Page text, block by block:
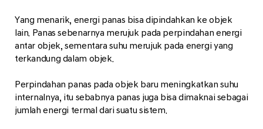
Yang menarik, energi panas bisa dipindahkan ke objek
lain. Panas sebenarnya merujuk pada perpindahan energi
antar objek, sementara suhu merujuk pada energi yang
terkandung dalam objek.
Perpindahan panas pada objek baru meningkatkan suhu
internalnya, itu sebabnya panas juga bisa dimaknai sebagai
jumlah energi termal dari suatu sistem.